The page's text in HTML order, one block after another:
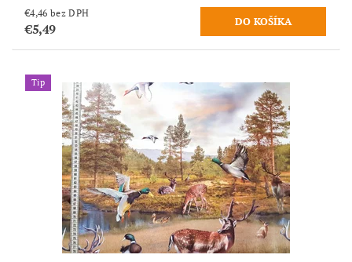
€4,46 bez DPH
€5,49
Tip